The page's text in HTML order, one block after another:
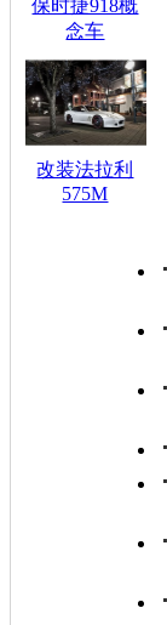
保时捷918概
念车
改装法拉利
575M